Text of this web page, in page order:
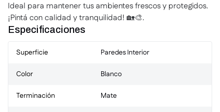
Ideal para mantener tus ambientes frescos y protegidos.
¡Pintá con calidad y tranquilidad! 🏡🎨.
Especificaciones
Superficie Paredes Interior
Color Blanco
Terminación Mate